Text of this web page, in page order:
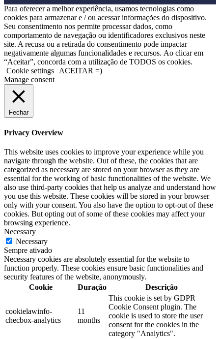
Para oferecer a melhor experiência, usamos tecnologias como
cookies para armazenar e / ou acessar informações do dispositivo.
Seu consentimento nos permite processar dados, como
comportamento de navegação ou identificadores exclusivos neste
site. A recusa ou a retirada do consentimento pode impactar
negativamente algumas funcionalidades e recursos. Ao clicar em
“Aceitar”, concorda com a utilização de TODOS os cookies.
Cookie settings
ACEITAR =)
Manage consent
Fechar
Privacy Overview
This website uses cookies to improve your experience while you
navigate through the website. Out of these, the cookies that are
categorized as necessary are stored on your browser as they are
essential for the working of basic functionalities of the website. We
also use third-party cookies that help us analyze and understand how
you use this website. These cookies will be stored in your browser
only with your consent. You also have the option to opt-out of these
cookies. But opting out of some of these cookies may affect your
browsing experience.
Necessary
Necessary
Sempre ativado
Necessary cookies are absolutely essential for the website to
function properly. These cookies ensure basic functionalities and
security features of the website, anonymously.
Cookie
Duração Descrição
cookielawinfo-
checbox-analytics
11
months
This cookie is set by GDPR
Cookie Consent plugin. The
cookie is used to store the user
consent for the cookies in the
category "Analytics".